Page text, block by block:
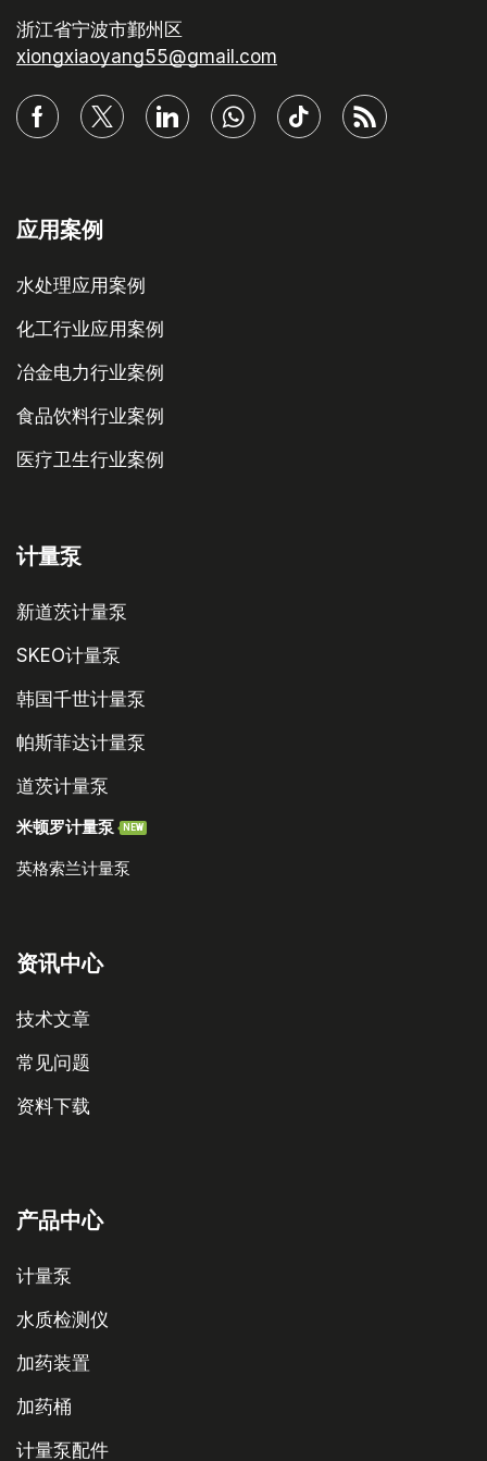
浙江省宁波市鄞州区
xiongxiaoyang55@gmail.com
应用案例
水处理应用案例
化工行业应用案例
冶金电力行业案例
食品饮料行业案例
医疗卫生行业案例
计量泵
新道茨计量泵
SKEO计量泵
韩国千世计量泵
帕斯菲达计量泵
道茨计量泵
米顿罗计量泵 NEW
英格索兰计量泵
资讯中心
技术文章
常见问题
资料下载
产品中心
计量泵
水质检测仪
加药装置
加药桶
计量泵配件